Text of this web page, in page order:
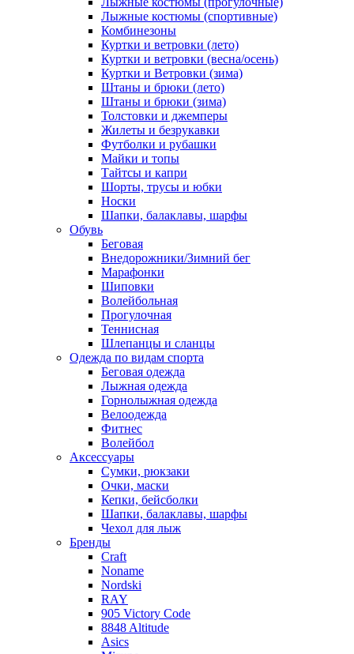
Лыжные костюмы (спортивные)
Комбинезоны
Куртки и ветровки (лето)
Куртки и ветровки (весна/осень)
Куртки и Ветровки (зима)
Штаны и брюки (лето)
Штаны и брюки (зима)
Толстовки и джемперы
Жилеты и безрукавки
Футболки и рубашки
Майки и топы
Тайтсы и капри
Шорты, трусы и юбки
Носки
Шапки, балаклавы, шарфы
Обувь
Беговая
Внедорожники/Зимний бег
Марафонки
Шиповки
Волейбольная
Прогулочная
Теннисная
Шлепанцы и сланцы
Одежда по видам спорта
Беговая одежда
Лыжная одежда
Горнолыжная одежда
Велоодежда
Фитнес
Волейбол
Аксессуары
Сумки, рюкзаки
Очки, маски
Кепки, бейсболки
Шапки, балаклавы, шарфы
Чехол для лыж
Бренды
Craft
Noname
Nordski
RAY
905 Victory Code
8848 Altitude
Asics